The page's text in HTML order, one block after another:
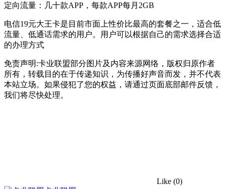
定向流量：几十款APP，每款APP每月2GB
电信19元大王卡是目前市面上性价比最高的套餐之一，适合低
流量、低通话需求的用户。用户可以根据自己的需求选择合适
的办理方式
免责声明:卡业联盟部分图片及内容来源网络，版权归原作者
所有，转载目的在于传递知识，为传播好声音而发，并不代表
本站立场。如果侵犯了您的权益，请通过页面底部邮件反馈，
我们将尽快处理。
Like (0)